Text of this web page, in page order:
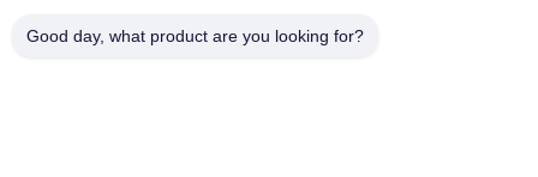
Good day, what product are you looking for?